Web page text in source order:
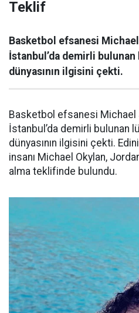
Teklif
Basketbol efsanesi
İstanbul’da demirli
dünyasının ilgisini çekti.
Basketbol efsanesi Michael
İstanbul’da demirli bulunan
dünyasının ilgisini çekti.
insanı Michael Okylan,
alma teklifinde bulundu.